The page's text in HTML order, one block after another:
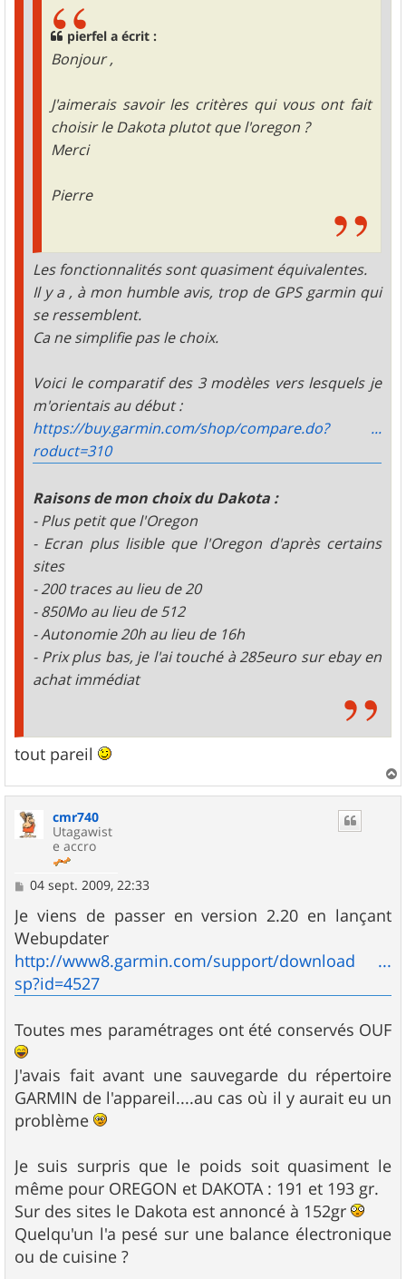
pierfel a écrit :
Bonjour ,
J'aimerais savoir les critères qui vous ont fait
choisir le Dakota plutot que l'oregon ?
Merci
Pierre
Les fonctionnalités sont quasiment équivalentes.
Il y a , à mon humble avis, trop de GPS garmin qui
se ressemblent.
Ca ne simplifie pas le choix.
Voici le comparatif des 3 modèles vers lesquels je
m'orientais au début :
https://buy.garmin.com/shop/compare.do? ...
roduct=310
Raisons de mon choix du Dakota :
- Plus petit que l'Oregon
- Ecran plus lisible que l'Oregon d'après certains
sites
- 200 traces au lieu de 20
- 850Mo au lieu de 512
- Autonomie 20h au lieu de 16h
- Prix plus bas, je l'ai touché à 285euro sur ebay en
achat immédiat
tout pareil
a
cmr740
Utagawist
e accro
M
s
s
a
g
e
04 sept. 2009, 22:33
Je viens de passer en version 2.20 en lançant
Webupdater
http://www8.garmin.com/support/download ...
sp?id=4527
Toutes mes paramétrages ont été conservés OUF
J'avais fait avant une sauvegarde du répertoire
GARMIN de l'appareil....au cas où il y aurait eu un
problème
Je suis surpris que le poids soit quasiment le
même pour OREGON et DAKOTA : 191 et 193 gr.
Sur des sites le Dakota est annoncé à 152gr
Quelqu'un l'a pesé sur une balance électronique
ou de cuisine ?